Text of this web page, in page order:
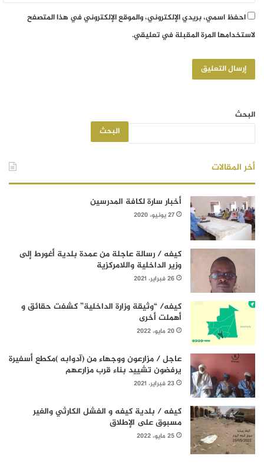
احفظ اسمي، بريدي الإلكتروني، والموقع الإلكتروني في هذا المتصفح
لاستخدامها المرة المقبلة في تعليقي.
البحث
البحث
أخر المقالات
أخبار سارة لكافة المدرسين
27 يونيو، 2020
كيفه / رسالة عاجلة من عمدة بلدية أغورط إلى
وزير الداخلية واللامركزية
26 فبراير، 2021
كيفه/ “وثيقة وزارة الداخلية” كشفت حقائق و
أهملت أخرى
20 مايو، 2022
عاجل / مزارعون ووجهاء من (آدوابه )مكطع أسفيرة
يرفضون تشييد بناء قرب مزارعهم
23 فبراير، 2021
كيفه / بلدية كيفه و الفشل الكارثي والغير
مسبوق على الإطلاق
25 مايو، 2022